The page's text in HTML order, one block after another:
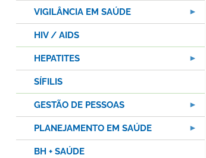
VIGILÂNCIA EM SAÚDE
HIV / AIDS
HEPATITES
SÍFILIS
GESTÃO DE PESSOAS
PLANEJAMENTO EM SAÚDE
BH + SAÚDE